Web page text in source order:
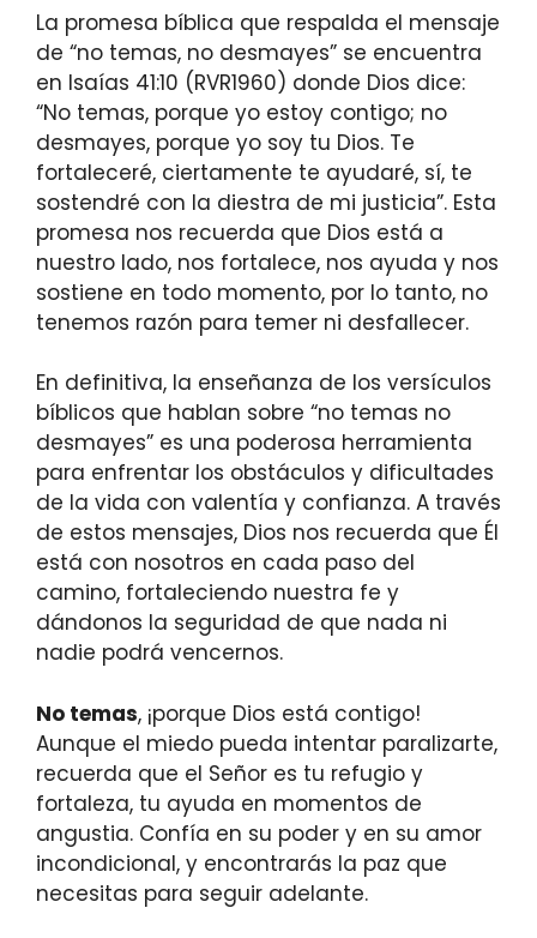
La promesa bíblica que respalda el mensaje
de “no temas, no desmayes” se encuentra
en Isaías 41:10 (RVR1960) donde Dios dice:
“No temas, porque yo estoy contigo; no
desmayes, porque yo soy tu Dios. Te
fortaleceré, ciertamente te ayudaré, sí, te
sostendré con la diestra de mi justicia”. Esta
promesa nos recuerda que Dios está a
nuestro lado, nos fortalece, nos ayuda y nos
sostiene en todo momento, por lo tanto, no
tenemos razón para temer ni desfallecer.
En definitiva, la enseñanza de los versículos
bíblicos que hablan sobre “no temas no
desmayes” es una poderosa herramienta
para enfrentar los obstáculos y dificultades
de la vida con valentía y confianza. A través
de estos mensajes, Dios nos recuerda que Él
está con nosotros en cada paso del
camino, fortaleciendo nuestra fe y
dándonos la seguridad de que nada ni
nadie podrá vencernos.
No temas, ¡porque Dios está contigo!
Aunque el miedo pueda intentar paralizarte,
recuerda que el Señor es tu refugio y
fortaleza, tu ayuda en momentos de
angustia. Confía en su poder y en su amor
incondicional, y encontrarás la paz que
necesitas para seguir adelante.